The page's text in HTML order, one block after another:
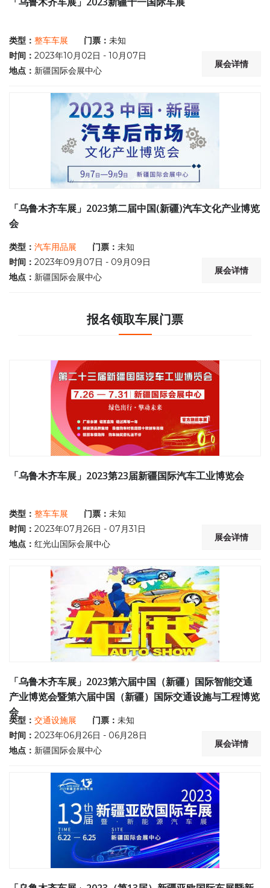
类型： 整车车展 门票： 未知
时间： 2023年10月02日 - 10月07日
地点： 新疆国际会展中心
展会详情
「乌鲁木齐车展」2023第二届中国(新疆)汽车文化产业博览
会
类型： 汽车用品展 门票： 未知
时间： 2023年09月07日 - 09月09日
地点： 新疆国际会展中心
展会详情
报名领取车展门票
「乌鲁木齐车展」2023第23届新疆国际汽车工业博览会
类型： 整车车展 门票： 未知
时间： 2023年07月26日 - 07月31日
地点： 红光山国际会展中心
展会详情
「乌鲁木齐车展」2023第六届中国（新疆）国际智能交通
产业博览会暨第六届中国（新疆）国际交通设施与工程博览
会
类型： 交通设施展 门票： 未知
时间： 2023年06月26日 - 06月28日
地点： 新疆国际会展中心
展会详情